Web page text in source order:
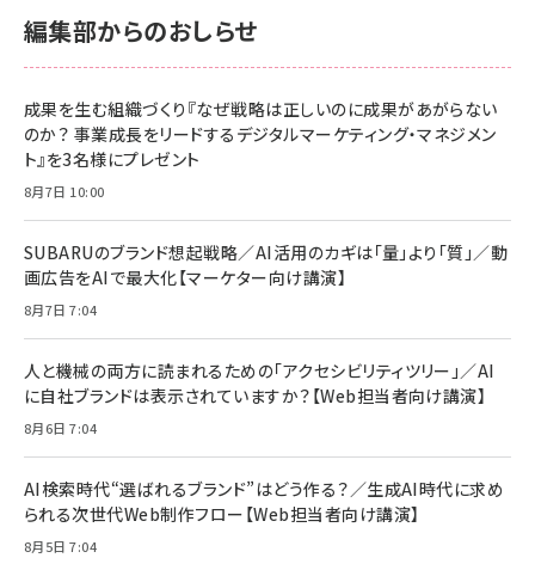
anan(アンアン)2026/06/24号 No.2500増刊
スペシャルエディション[王道エンタメの矜持／
￥1,100
anan(アンアン)2026/07/08号 No.2502[2026
￥880
ママ投資家が育休中に１億貯めた株式投資
組織の成果を最大化する ルールのデザイン
￥1,980
Amazonランキングをもっと見る
NIMASO ガラスフィルム iPhone 17 用 保護フィ
すい ガイド枠付き いPhone17 (6.3インチ) 対応
2枚セット DSP25F1698
￥1,599
￥6,980
全ワイヤレスイヤホン/アクティブノイズキャンセリ
技術基準適合】ブラック
￥5,990
ケーブル Anker絡まないケーブル 240W 結束バン
ド付き USB PD対応 シリコン素材採用 iPhone
17 / 16 / 15 / Galaxy iPad Pro MacBook
Pro/Air 各種対応 (1.8m ミッドナイトブラック)
￥1,890
Amazon eギフトカード - Amazonロゴ - クラ
￥5,000
Anker PowerLine III Flow USB-C & USB-C
Pro/Air 各種対応 (1.8m ミッドナイトブラック)
￥1,890
サッポロ 生ビール 黒ラベル 350ml 缶 24本 ビー
ル ケース買い【6/30応募〆切! 黒ラベルビヤセラー
￥4,857
編集部からのおしらせ
成果を生む組織づくり『なぜ戦略は正しいのに成果があがらない
のか？ 事業成長をリードするデジタルマーケティング・マネジメン
ト』を3名様にプレゼント
8月7日 10:00
SUBARUのブランド想起戦略／AI活用のカギは「量」より「質」／動
画広告をAIで最大化【マーケター向け講演】
8月7日 7:04
人と機械の両方に読まれるための「アクセシビリティツリー」／AI
に自社ブランドは表示されていますか？【Web担当者向け講演】
8月6日 7:04
AI検索時代“選ばれるブランド”はどう作る？／生成AI時代に求め
られる次世代Web制作フロー【Web担当者向け講演】
8月5日 7:04